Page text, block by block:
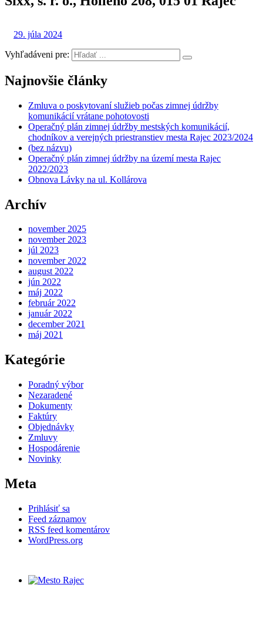
29. júla 2024
Vyhľadáveni pre:
Najnovšie články
Zmluva o poskytovaní služieb počas zimnej údržby
komunikácií vrátane pohotovosti
Operačný plán zimnej údržby mestských komunikácií,
chodníkov a verejných priestranstiev mesta Rajec 2023/2024
(bez názvu)
Operačný plán zimnej údržby na území mesta Rajec
2022/2023
Obnova Lávky na ul. Kollárova
Archív
november 2025
november 2023
júl 2023
november 2022
august 2022
jún 2022
máj 2022
február 2022
január 2022
december 2021
máj 2021
Kategórie
Poradný výbor
Nezaradené
Dokumenty
Faktúry
Objednávky
Zmluvy
Hospodárenie
Novinky
Meta
Prihlásiť sa
Feed záznamov
RSS feed komentárov
WordPress.org